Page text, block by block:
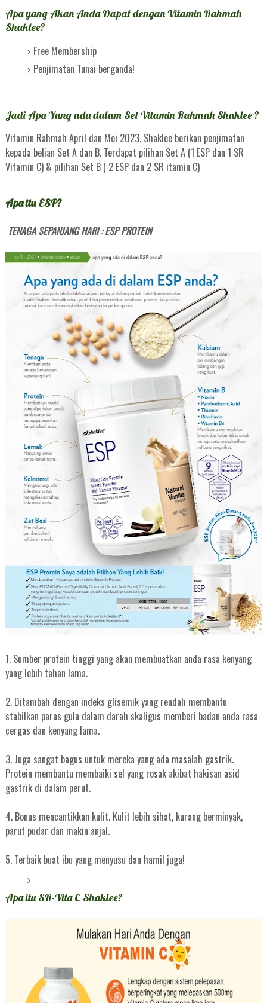
Apa yang Akan Anda Dapat dengan Vitamin Rahmah
Shaklee?
Free Membership
Penjimatan Tunai berganda!
Jadi Apa Yang ada dalam Set Vitamin Rahmah Shaklee?
Vitamin Rahmah April dan Mei 2023, Shaklee berikan penjimatan
kepada belian Set A dan B. Terdapat pilihan Set A (1 ESP dan 1 SR
Vitamin C) & pilihan Set B ( 2 ESP dan 2 SR itamin C)
Apa itu ESP?
TENAGA SEPANJANG HARI : ESP PROTEIN
1. Sumber protein tinggi yang akan membuatkan anda rasa kenyang
yang lebih tahan lama.
2. Ditambah dengan indeks glisemik yang rendah membantu
stabilkan paras gula dalam darah skaligus memberi badan anda rasa
cergas dan kenyang lama.
3. Juga sangat bagus untuk mereka yang ada masalah gastrik.
Protein membantu membaiki sel yang rosak akibat hakisan asid
gastrik di dalam perut.
4. Bonus mencantikkan kulit. Kulit lebih sihat, kurang berminyak,
parut pudar dan makin anjal.
5. Terbaik buat ibu yang menyusu dan hamil juga!
Apa itu SR-Vita C Shaklee?